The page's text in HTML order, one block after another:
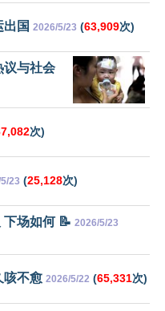
出国 2026/5/23 (63,909次)
议与社会
次)
23 (25,128次)
场如何 📝 2026/5/23
咳不愈 2026/5/22 (65,331次)